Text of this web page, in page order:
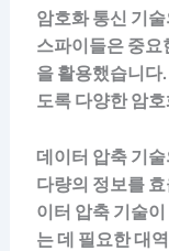
암호화 통신 기
스파이들은 중요
을 활용했습니다
도록 다양한 암
데이터 압축 기
다량의 정보를
이터 압축 기술
는 데 필요한 대